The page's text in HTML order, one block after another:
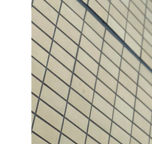
ン
ス
版」
に
お
け
る
本
人
シ
ェ
フ
の
躍